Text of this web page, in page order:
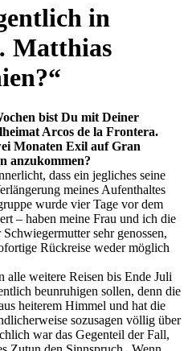
in
Matthias
“
bist Du mit Deiner
Arcos de la Frontera.
Monaten Exil auf Gran
anzukommen?
dass ein jegliches seine
meines Aufenthaltes
wurde vier Tage vor dem
– haben meine Frau und ich die
sehr genossen,
Rückreise weder möglich
alle weitere Reisen bis Ende Juli
beunruhigen sollen, denn die
heiterem Himmel und hat die
sozusagen völlig über
war das Gegenteil der Fall,